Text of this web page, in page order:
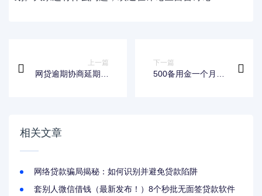
上一篇
网贷逾期协商延期还
下一篇
500备用金一个月哪
相关文章
网络贷款骗局揭秘：如何识别并避免贷款陷阱
套别人微信借钱（最新发布！）8个秒批无面签贷款软件